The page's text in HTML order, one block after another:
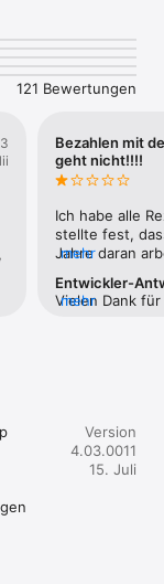
121 Bewertungen
Bezahlen mit
geht nicht!!!!
Ich habe alle
stellte fest,
Jahre daran
bis jetzt in
doch einfach
mehr
Entwickler-
Vielen Dank
zeitgemässe
anzubieten.
Möglichkeiten
mehr
Version
4.03.0011
15. Juli